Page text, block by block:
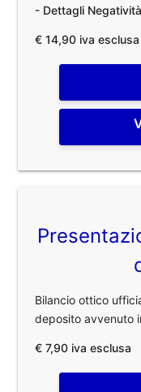
- Dettagli
€ 14,90 iva esclusa
Bilancio ottico
deposito avvenuto
€ 7,90 iva esclusa